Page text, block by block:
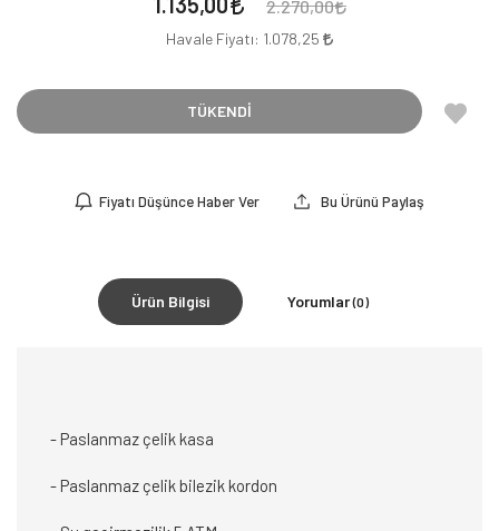
2.270,00
Havale Fiyatı: 1.078,25
TÜKENDİ
Fiyatı Düşünce Haber Ver Bu Ürünü Paylaş
Ürün Bilgisi Yorumlar(0)
- Paslanmaz çelik kasa
- Paslanmaz çelik bilezik kordon